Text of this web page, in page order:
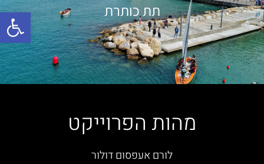
תת כותרת
מהות הפרוייקט
לורם אעפסום דולור